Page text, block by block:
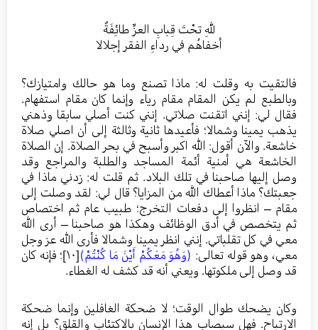
للهِ تحْتَ قِبابِ العزِّ طائِفَةٌ
أخفاهُم في رداءِ الفقر إجلالا
فالتقيت به وقلت له: ماذا تصنع وما هو حالك وامتيازك؟
وبالطبع لم يكن المقام مقام رياء وإنما كان مقام استفهام.
فقال لي: إنني اتقنت صلاتي. إنني كنت أصلي سابقا وذهني
يذهب يمينا وشمالا؛ فأعيدها ثانية وثالثة إلى أن اصلي صلاة
خاشعة. والآن أقول: الله اكبر وأسبح في بحر الصلاة. إن الصلاة
الخاشعة هي أمنية أئمة المساجد والطلبة والمراجع وقد
وصل إليها صاحبنا في تلك البلاد. ثم قلت له: زدني ماذا في
جعبتك؟ ماذا أعطاك الله من المزايا؟ قال لي: لقد وصلت إلى
مقام – انظروا إلى دفعات التخرج؛ طبيب عام ثم اختصاص
ثم يتخصص في أدق الوظائف وهكذا هو صاحبنا – أرى الله
معي في كل تقلباتي. إنني انظر يمينا وشمالا فأرى الله عز وجل
معي، وهو قوله تعالى: (وَهُوَ مَعَكُمْ أَيْنَ مَا كُنْتُمْ)[١٠]
؛ فإنه كان
قد وصل إلى ملكوتها. ويعني أنه قد كشف له الغطاء.
وكان يضحك طوال الوقت؛ لا ضحكة الغافلين وإنما ضحكة
الارتياح. فهل سيصاب هذا الإنسان بالاكتئاب والقلق؟ بل إنه